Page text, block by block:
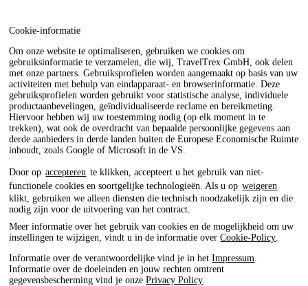
Cookie-informatie
Om onze website te optimaliseren, gebruiken we cookies om
gebruiksinformatie te verzamelen, die wij, TravelTrex GmbH, ook delen
met onze partners. Gebruiksprofielen worden aangemaakt op basis van uw
activiteiten met behulp van eindapparaat- en browserinformatie. Deze
gebruiksprofielen worden gebruikt voor statistische analyse, individuele
productaanbevelingen, geïndividualiseerde reclame en bereikmeting.
Hiervoor hebben wij uw toestemming nodig (op elk moment in te
trekken), wat ook de overdracht van bepaalde persoonlijke gegevens aan
derde aanbieders in derde landen buiten de Europese Economische Ruimte
inhoudt, zoals Google of Microsoft in de VS.
Door op accepteren te klikken, accepteert u het gebruik van niet-
functionele cookies en soortgelijke technologieën. Als u op weigeren
klikt, gebruiken we alleen diensten die technisch noodzakelijk zijn en die
nodig zijn voor de uitvoering van het contract.
Meer informatie over het gebruik van cookies en de mogelijkheid om uw
instellingen te wijzigen, vindt u in de informatie overCookie-Policy
Informatie over de verantwoordelijke vind je in hetImpressum
Informatie over de doeleinden en jouw rechten omtrent
gegevensbescherming vind je onzePrivacy Policy